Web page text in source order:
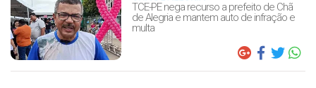
TCE-PE nega recurso a prefeito de Chã
de Alegria e mantem auto de infração e
multa